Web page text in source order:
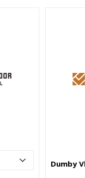
Dumby